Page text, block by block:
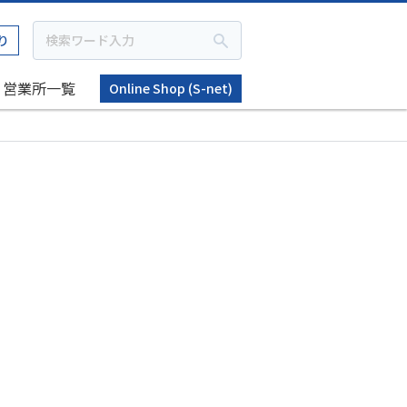
営業所一覧
Online Shop (S-net)